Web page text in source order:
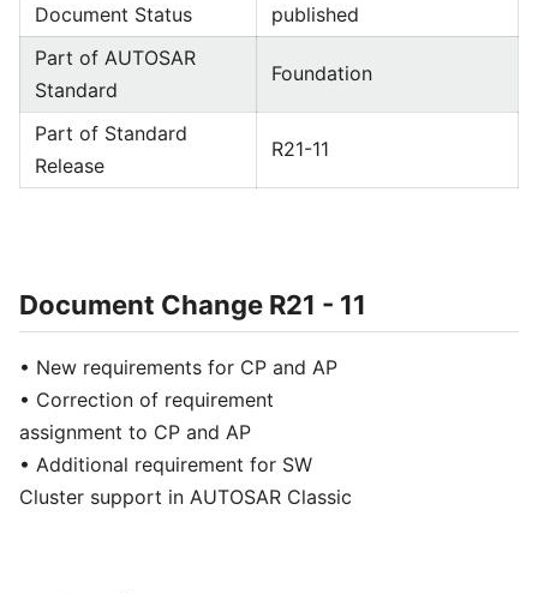
Document Status
published
Part of AUTOSAR
Standard
Foundation
Part of Standard
Release
R21-11
Document Change R21 - 11
• New requirements for CP and AP
• Correction of requirement
assignment to CP and AP
• Additional requirement for SW
Cluster support in AUTOSAR Classic